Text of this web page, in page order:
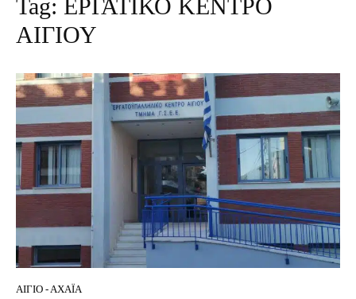
Tag: ΕΡΓΑΤΙΚΟ ΚΕΝΤΡΟ
ΑΙΓΙΟΥ
ΑΊΓΙΟ - ΑΧΑΪ́Α